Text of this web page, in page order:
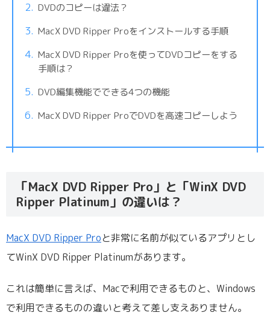
DVDのコピーは違法？
MacX DVD Ripper Proをインストールする手順
MacX DVD Ripper Proを使ってDVDコピーをする
手順は？
DVD編集機能でできる4つの機能
MacX DVD Ripper ProでDVDを高速コピーしよう
「MacX DVD Ripper Pro」と「WinX DVD
Ripper Platinum」の違いは？
MacX DVD Ripper Proと非常に名前が似ているアプリとし
てWinX DVD Ripper Platinumがあります。
これは簡単に言えば、Macで利用できるものと、Windows
で利用できるものの違いと考えて差し支えありません。